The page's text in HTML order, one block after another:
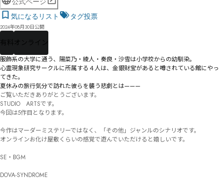
気になるリスト
タグ投票
2024年08月30日公開
有料 オンライン
服飾系の大学に通う、陽菜乃・綾人・奏良・沙雪は小学校からの幼馴染。
心霊現象研究サークルに所属する４人は、金銀財宝があると噂されている館にやっ
てきた。
夏休みの旅行気分で訪れた彼らを襲う悲劇とは———
ご覧いただきありがとうございます。
STUDIO　ARTSです。
今回は5作目となります。
今作はマーダーミステリーではなく、「その他」ジャンルのシナリオです。
オンラインお化け屋敷くらいの感覚で遊んでいただけると嬉しいです。
SE・BGM
DOVA-SYNDROME